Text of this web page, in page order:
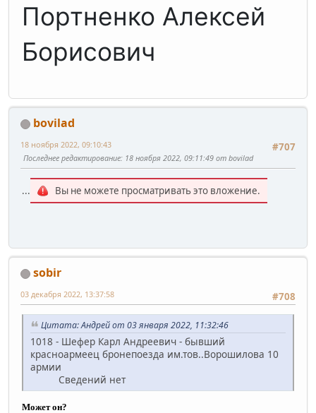
Портненко Алексей
Борисович
bovilad
#707
18 ноября 2022, 09:10:43
Последнее редактирование: 18 ноября 2022, 09:11:49 от bovilad
... Вы не можете просматривать это вложение.
sobir
#708
03 декабря 2022, 13:37:58
Цитата: Андрей от 03 января 2022, 11:32:46
1018 - Шефер Карл Андреевич - бывший
красноармеец бронепоезда им.тов..Ворошилова 10
армии
Сведений нет
Может он?